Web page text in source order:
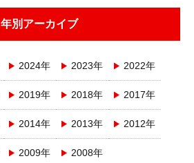
年別アーカイブ
2024年 2023年 2022年
2019年 2018年 2017年
2014年 2013年 2012年
2009年 2008年